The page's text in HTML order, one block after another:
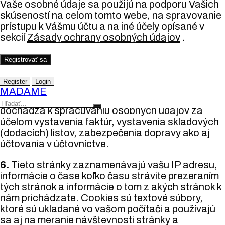
Vaše osobné údaje sa použijú na podporu Vašich
skúseností na celom tomto webe, na spravovanie
prístupu k Vášmu účtu a na iné účely opísané v
sekciíZásady ochrany osobných údajov .
Registrovať sa
Register Login
MADAME
5.Prevádzkovateľ od kupujúceho získava
nasledovné osobné údaje: titul, meno, priezvisko,
adresa, adresa na doručenie, fakturačná adresa,
telefónne číslo, e-mailová adresa, ktoré sú
spracúvané za účelom korektného vybavenia
Vašej objednávky. Tieto osobné údaje sú
uchovávané po dobu 10 rokov pre účely
archivácie. V rámci vybavenia objednávky
dochádza k spracúvaniu osobných údajov za
účelom vystavenia faktúr, vystavenia skladových
(dodacích) listov, zabezpečenia dopravy ako aj
účtovania v účtovníctve.
6. Tieto stránky zaznamenávajú vašu IP adresu,
informácie o čase koľko času strávite prezeraním
tých stránok a informácie o tom z akých stránok k
nám prichádzate. Cookies sú textové súbory,
ktoré sú ukladané vo vašom počítači a používajú
sa aj na meranie návštevnosti stránky a